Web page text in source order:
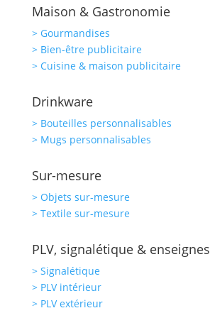
Maison & Gastronomie
> Gourmandises
> Bien-être publicitaire
> Cuisine & maison publicitaire
Drinkware
> Bouteilles personnalisables
> Mugs personnalisables
Sur-mesure
> Objets sur-mesure
> Textile sur-mesure
PLV, signalétique & enseignes
> Signalétique
> PLV intérieur
> PLV extérieur